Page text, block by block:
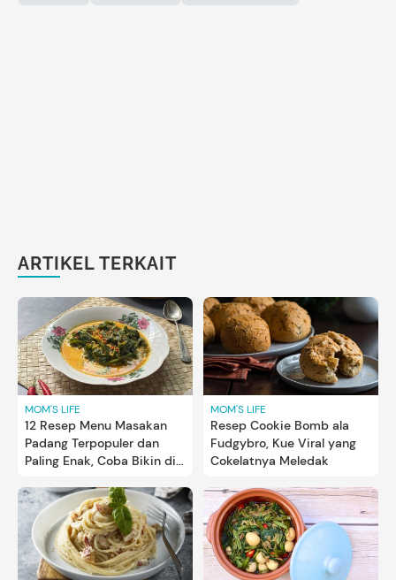
ARTIKEL TERKAIT
MOM'S LIFE
12 Resep Menu Masakan
Padang Terpopuler dan
Paling Enak, Coba Bikin di
MOM'S LIFE
Resep Cookie Bomb ala
Fudgybro, Kue Viral yang
Cokelatnya Meledak